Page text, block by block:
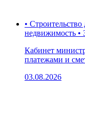
•
недвижимость •
Кабинет
платежами и
03.08.2026